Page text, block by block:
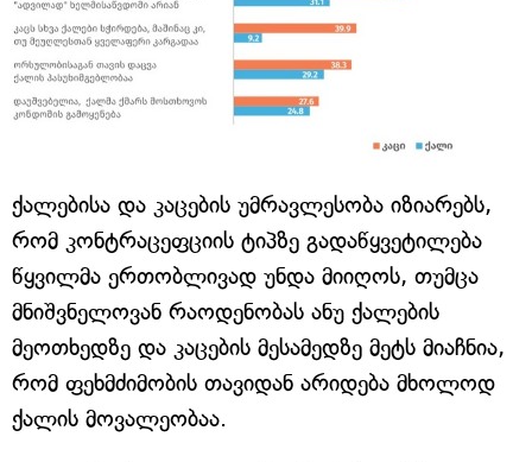
ქალებისა და კაცების უმრავლესობა იზიარებს,
რომ კონტრაცეფციის ტიპზე გადაწყვეტილება
წყვილმა ერთობლივად უნდა მიიღოს, თუმცა
მნიშვნელოვან რაოდენობას ანუ ქალების
მეოთხედზე და კაცების მესამედზე მეტს მიაჩნია,
რომ ფეხმძიმობის თავიდან არიდება მხოლოდ
ქალის მოვალეობაა.